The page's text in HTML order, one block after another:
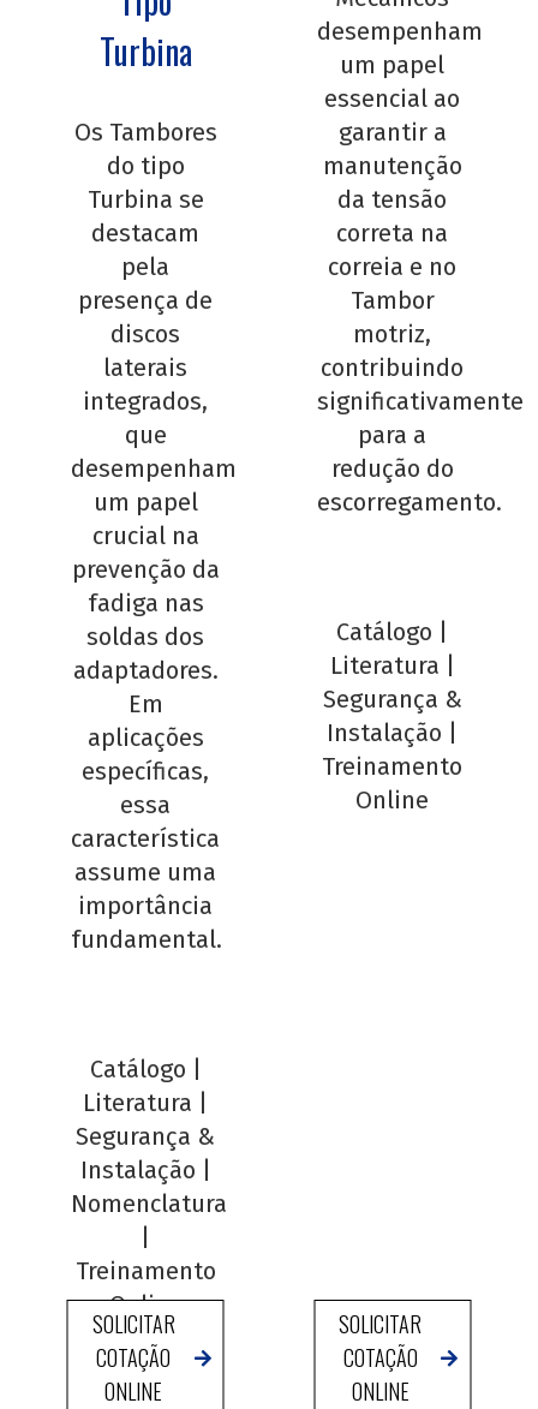
Turbina
Os Tambores
do tipo
Turbina se
destacam
pela
presença de
discos
laterais
integrados,
que
desempenham
um papel
crucial na
prevenção da
fadiga nas
soldas dos
adaptadores.
Em
aplicações
específicas,
essa
característica
assume uma
importância
fundamental.
Catálogo
Literatura
Segurança &
Instalação
Nomenclatura
Treinamento
Online
SOLICITAR
COTAÇÃO
ONLINE
desempenham
um papel
essencial ao
garantir a
manutenção
da tensão
correta na
correia e no
Tambor
motriz,
contribuindo
significativamente
para a
redução do
escorregamento.
Catálogo
Literatura
Segurança &
Instalação
Treinamento
Online
SOLICITAR
COTAÇÃO
ONLINE